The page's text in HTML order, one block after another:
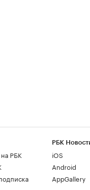
РБК
РБК
iOS
Android
AppGallery